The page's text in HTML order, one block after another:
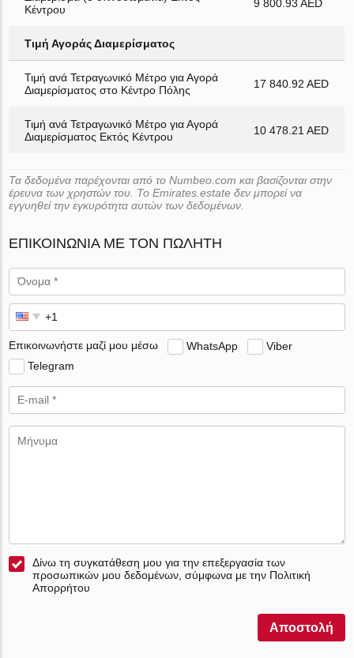
Κέντρου
9 800.93 AED
Τιμή Αγοράς Διαμερίσματος
Τιμή ανά Τετραγωνικό Μέτρο για Αγορά
Διαμερίσματος στο Κέντρο Πόλης
17 840.92 AED
Τιμή ανά Τετραγωνικό Μέτρο για Αγορά
Διαμερίσματος Εκτός Κέντρου
10 478.21 AED
Τα δεδομένα παρέχονται από το Numbeo.com και βασίζονται στην
έρευνα των χρηστών του. Το Emirates.estate δεν μπορεί να
εγγυηθεί την εγκυρότητα αυτών των δεδομένων.
ΕΠΙΚΟΙΝΩΝΊΑ ΜΕ ΤΟΝ ΠΩΛΗΤΉ
Επικοινωνήστε μαζί μου μέσω WhatsApp
Viber
Telegram
Δίνω τη συγκατάθεση μου για την επεξεργασία των
προσωπικών μου δεδομένων, σύμφωνα με την Πολιτική
Απορρήτου
Αποστολή